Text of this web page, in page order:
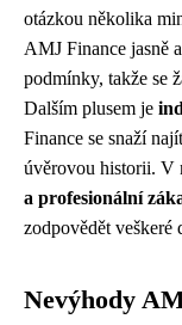
otázkou několika
AMJ Finance jasně
podmínky, takže se
Dalším plusem je
Finance se snaží
úvěrovou historii. V
a profesionální
zodpovědět veškeré
Nevýhody